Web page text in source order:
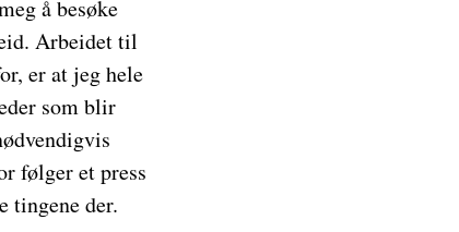
å besøke
Arbeidet til
er at jeg hele
som blir
følger et press
tingene der.